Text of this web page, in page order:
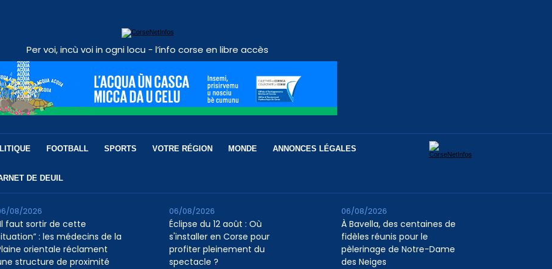
Per voi, incù voi in ogni locu - l’info corse en libre accès
FOOTBALL SPORTS VOTRE RÉGION MONDE ANNONCES LÉGALES
DE DEUIL
faut sortir de cette
: les médecins de la
orientale réclament
structure de proximité
08/2026
Éclipse du 12 août : Où
s'installer en Corse pour
profiter pleinement du
spectacle ?
06/08/2026
À Bavella, des centaines de
fidèles réunis pour le
pèlerinage de Notre-Dame
des Neiges
06/08/2026